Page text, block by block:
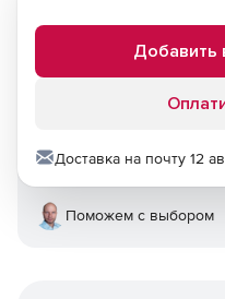
Добавить
Доставка на почту 12
Поможем с выбором